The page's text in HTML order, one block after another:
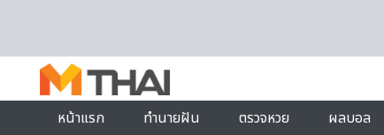
หน้าแรก
ทำนายฝัน ตรวจหวย ผลบอล